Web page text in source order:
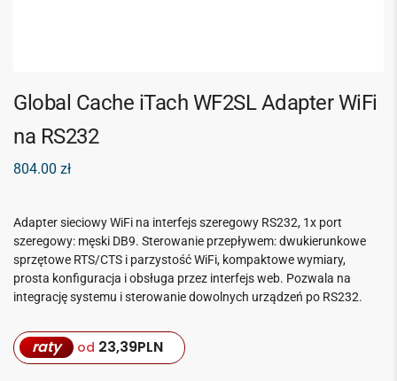
Global Cache iTach WF2SL Adapter WiFi
na RS232
804.00 zł
Adapter sieciowy WiFi na interfejs szeregowy RS232, 1x port
szeregowy: męski DB9. Sterowanie przepływem: dwukierunkowe
sprzętowe RTS/CTS i parzystość WiFi, kompaktowe wymiary,
prosta konfiguracja i obsługa przez interfejs web. Pozwala na
integrację systemu i sterowanie dowolnych urządzeń po RS232.
raty od 23,39PLN